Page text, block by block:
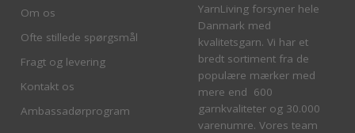
Om os
Ofte stillede spørgsmål
Fragt og levering
Kontakt os
Ambassadørprogram
YarnLiving forsyner hele
Danmark med
kvalitetsgarn. Vi har et
bredt sortiment fra de
populære mærker med
mere end 600
garnkvaliteter og 30.000
varenumre. Vores team